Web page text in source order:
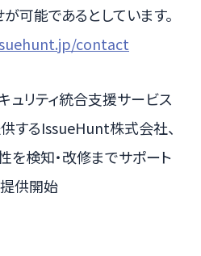
可能であるとしています。
contact
ュリティ統合支援サービス
するIssueHunt株式会社、
を検知・改修までサポート
提供開始